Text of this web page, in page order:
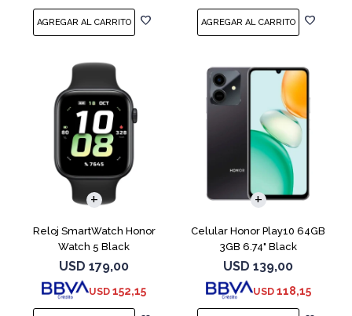
Reloj SmartWatch Honor
Watch 5 Black
USD 179,00
USD 152,15
Celular Honor Play10 64GB
3GB 6.74" Black
USD 139,00
USD 118,15
COMPARAR